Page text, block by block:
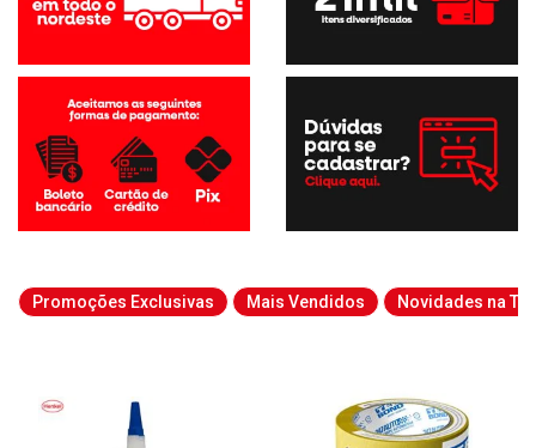
Promoções Exclusivas Mais Vendidos Novidades na